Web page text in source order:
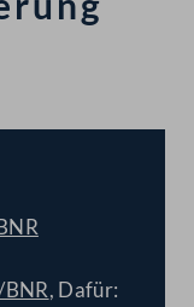
, Dafür: